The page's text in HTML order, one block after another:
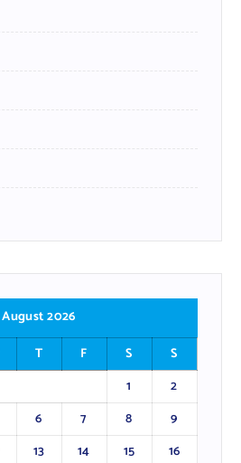
August 2026
T F S
S
1
2
6 7 8
9
13 14 15
16